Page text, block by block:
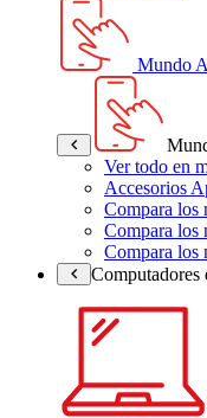
Mundo
Ver todo en
Accesorios
Compara los
Compara los
Compara los
Computadores